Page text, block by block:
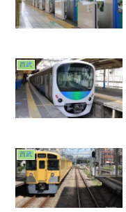
西武
西武